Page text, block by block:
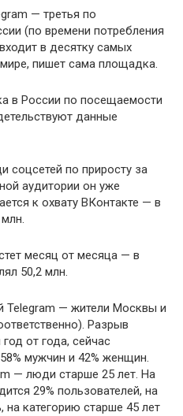
— третья по
(по времени потребления
в десятку самых
пишет сама площадка.
в России по посещаемости
данные
соцсетей по приросту за
аудитории он уже
к охвату ВКонтакте — в
месяц от месяца — в
50,2 млн.
Telegram — жители Москвы и
Разрыв
от года, сейчас
мужчин и 42% женщин.
— люди старше 25 лет. На
29% пользователей, на
на категорию старше 45 лет